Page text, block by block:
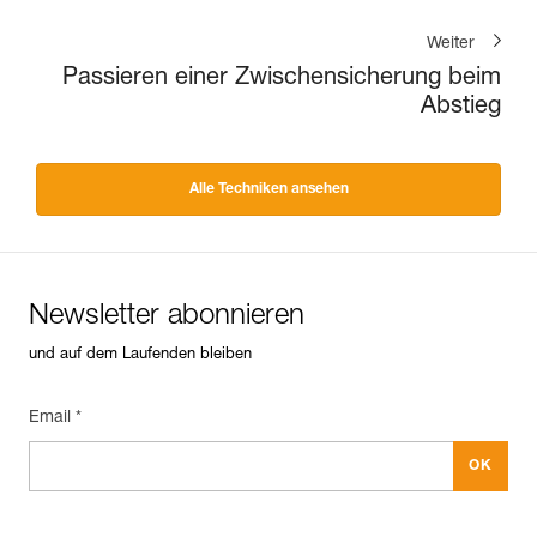
Weiter
Passieren einer Zwischensicherung beim
Abstieg
Alle Techniken ansehen
Newsletter abonnieren
und auf dem Laufenden bleiben
Email *